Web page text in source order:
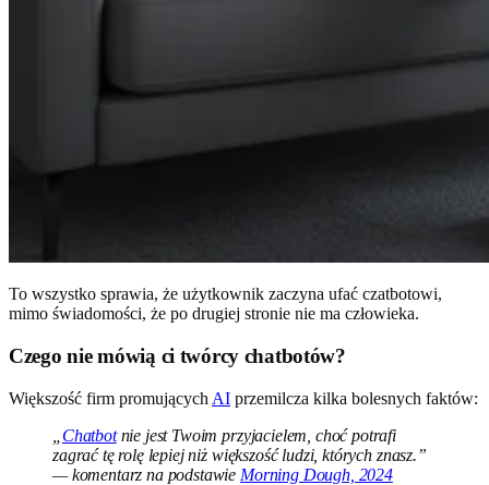
To wszystko sprawia, że użytkownik zaczyna ufać czatbotowi,
mimo świadomości, że po drugiej stronie nie ma człowieka.
Czego nie mówią ci twórcy chatbotów?
Większość firm promujących AI przemilcza kilka bolesnych faktów:
Chatbotnie jest Twoim przyjacielem, choć potrafi
zagrać tę rolę lepiej niż większość ludzi, których znasz.”
— komentarz na podstawie Morning Dough, 2024